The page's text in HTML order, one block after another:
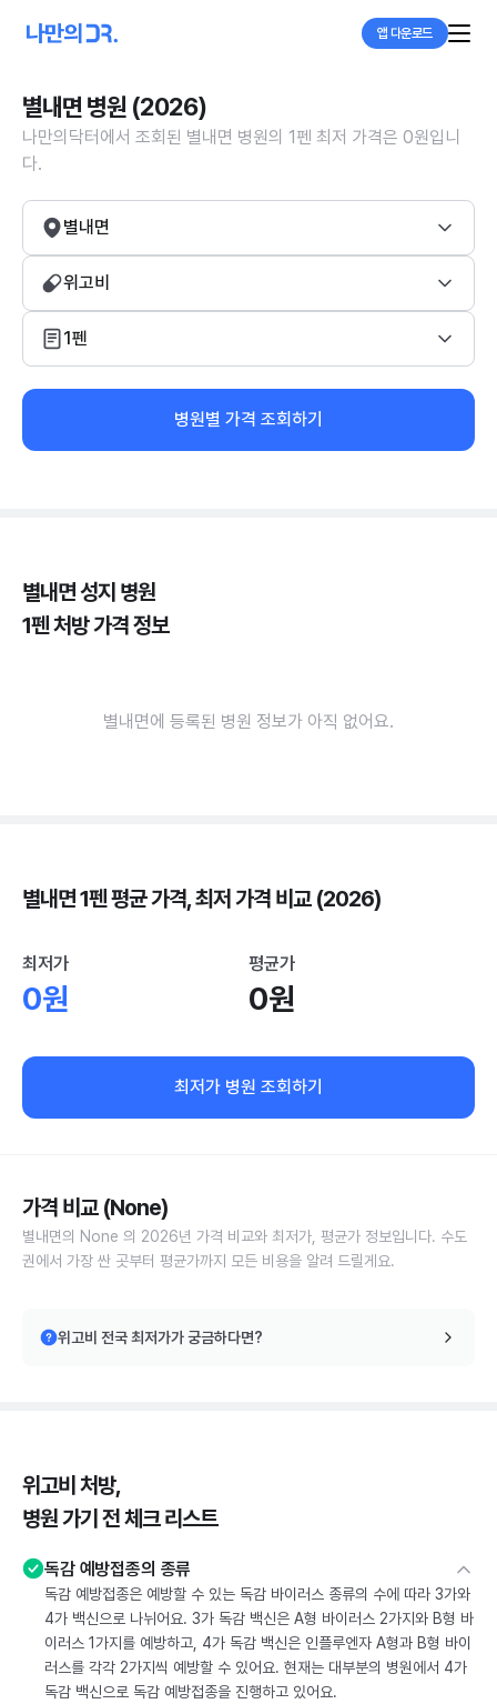
앱 다운로드
별내면 병원 (2026)
나만의닥터에서 조회된 별내면 병원의 1펜 최저 가격은 0원입니
다.
별내면
위고비
1펜
병원별 가격 조회하기
별내면 성지 병원
1펜 처방 가격 정보
별내면에 등록된 병원 정보가 아직 없어요.
별내면 1펜 평균 가격, 최저 가격 비교 (2026)
최저가
0원
평균가
0원
최저가 병원 조회하기
가격 비교 (None)
별내면의 None 의 2026년 가격 비교와 최저가, 평균가 정보입니다. 수도
권에서 가장 싼 곳부터 평균가까지 모든 비용을 알려 드릴게요.
위고비 전국 최저가가 궁금하다면?
위고비 처방,
병원 가기 전 체크 리스트
독감 예방접종의 종류
독감 예방접종은 예방할 수 있는 독감 바이러스 종류의 수에 따라 3가와
4가 백신으로 나뉘어요. 3가 독감 백신은 A형 바이러스 2가지와 B형 바
이러스 1가지를 예방하고, 4가 독감 백신은 인플루엔자 A형과 B형 바이
러스를 각각 2가지씩 예방할 수 있어요. 현재는 대부분의 병원에서 4가
독감 백신으로 독감 예방접종을 진행하고 있어요.